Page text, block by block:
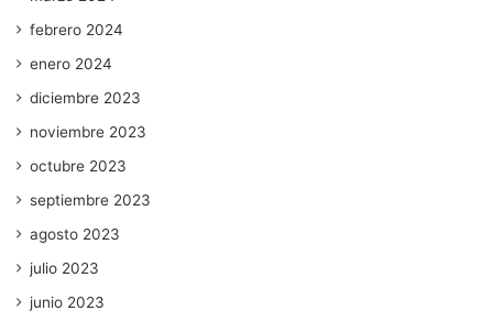
febrero 2024
enero 2024
diciembre 2023
noviembre 2023
octubre 2023
septiembre 2023
agosto 2023
julio 2023
junio 2023